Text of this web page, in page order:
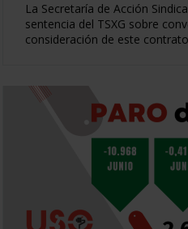
La Secretaría de Acción
sentencia del TSXG sobre
consideración de este